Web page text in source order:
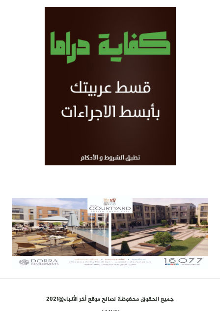
جميع الحقوق محفوظة لصالح موقع أخر الأنباء@2021